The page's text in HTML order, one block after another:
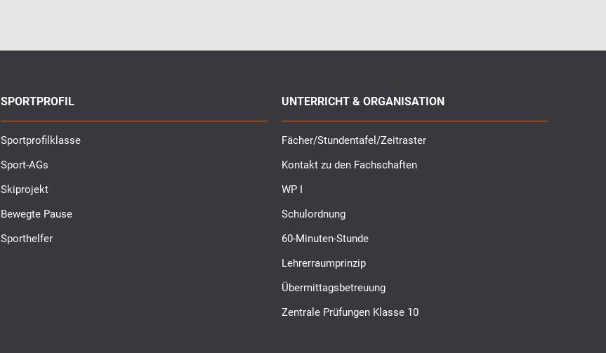
SPORTPROFIL
Sportprofilklasse
Sport-AGs
Skiprojekt
Bewegte Pause
Sporthelfer
UNTERRICHT & ORGANISATION
Fächer/Stundentafel/Zeitraster
Kontakt zu den Fachschaften
WP I
Schulordnung
60-Minuten-Stunde
Lehrerraumprinzip
Übermittagsbetreuung
Zentrale Prüfungen Klasse 10